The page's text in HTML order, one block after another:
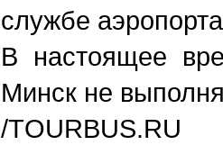
службе
В настоящее
Минск не
/ТOURBUS.RU